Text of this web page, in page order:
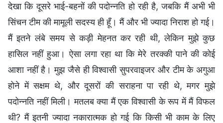
देखा कि दूसरे भाई-बहनों की पदोन्नति हो रही है, जबकि मैं अभी भी
सिंचन टीम की मामूली सदस्य ही हूँ। मैं और भी ज्यादा निराश हो गई।
मैं इतने लंबे समय से कड़ी मेहनत कर रही थी, लेकिन मुझे कुछ
हासिल नहीं हुआ। ऐसा लगा रहा था कि मेरे तरक्की पाने की कोई
आशा नहीं है। मुझ जैसे ही विश्वासी सुपरवाइजर और टीम के अगुआ
होने में सक्षम थे, और दूसरों की सराहना पा रही थे, मगर मुझे
पदोन्नति नहीं मिली। मतलब क्या मैं एक विश्वासी के रूप में मैं विफल
थी? मैं इतनी ज्यादा नकारात्मक हो गई कि किसी भी काम के लिए